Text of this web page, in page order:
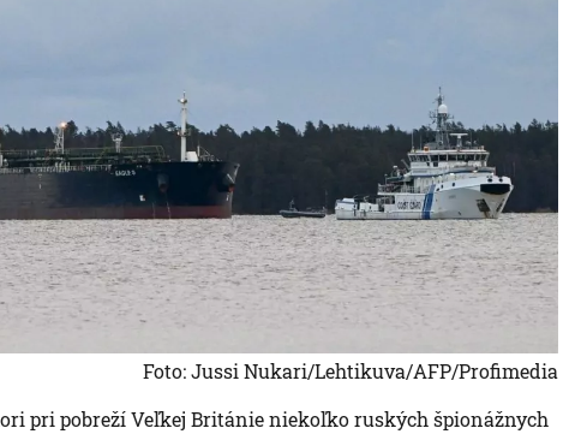
Foto: Jussi Nukari/Lehtikuva/AFP/Profimedia
pri pobreží Veľkej Británie niekoľko ruských špionážnych